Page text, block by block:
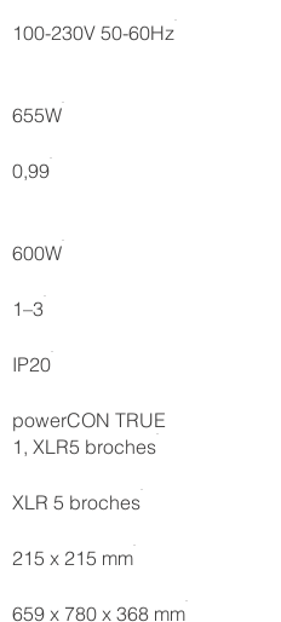
100-230V 50-60Hz
655W
0,99
600W
1–3
IP20
powerCON TRUE
1, XLR5 broches
XLR 5 broches
215 x 215 mm
659 x 780 x 368 mm